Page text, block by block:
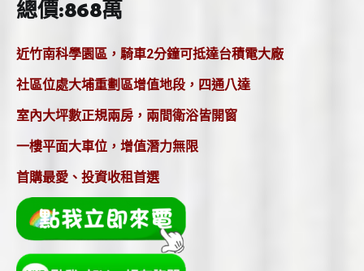
總價:868萬
近竹南科學園區，騎車2分鐘可抵達台積電大廠
社區位處大埔重劃區增值地段，四通八達
室內大坪數正規兩房，兩間衛浴皆開窗
一樓平面大車位，增值潛力無限
首購最愛、投資收租首選